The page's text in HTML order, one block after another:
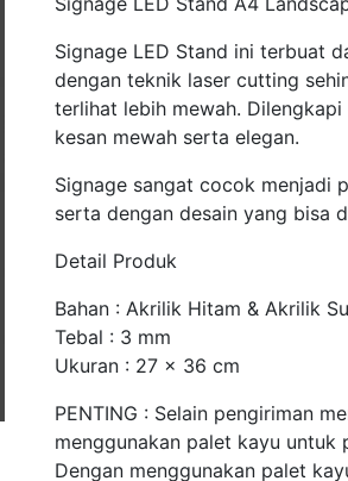
Signage LED Stand ini terbuat
dengan teknik laser cutting
terlihat lebih mewah.
kesan mewah serta elegan.
Signage sangat cocok menjadi
serta dengan desain yang bisa
Detail Produk
Bahan : Akrilik Hitam & Akrilik
Tebal : 3 mm
Ukuran : 27 x 36 cm
PENTING : Selain pengiriman
menggunakan palet kayu untuk
Dengan menggunakan palet